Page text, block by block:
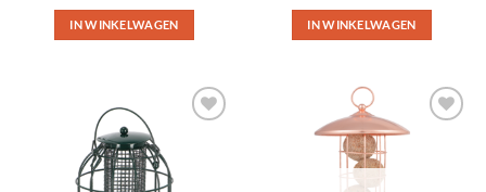
IN WINKELWAGEN IN WINKELWAGEN
favorieten
Toevoegen